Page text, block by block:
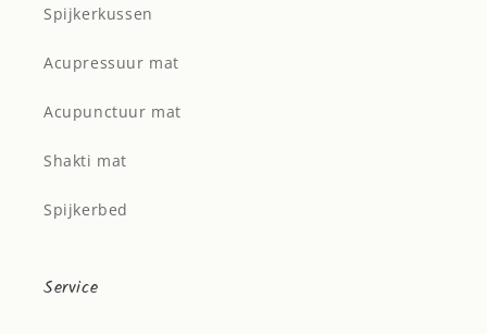
Spijkerkussen
Acupressuur mat
Acupunctuur mat
Shakti mat
Spijkerbed
Service